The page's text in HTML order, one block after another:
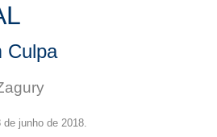
Culpa
junho de 2018.